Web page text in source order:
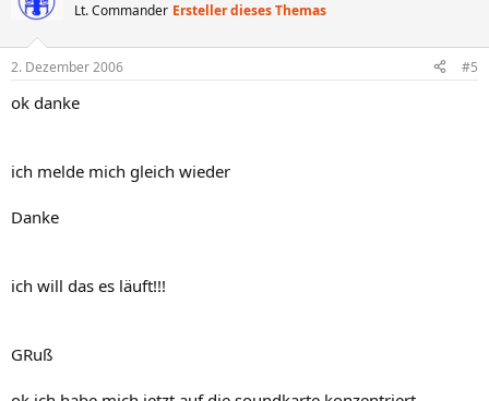
Lt. Commander Ersteller dieses Themas
2. Dezember 2006 #5
ok danke
ich melde mich gleich wieder
Danke
ich will das es läuft!!!
GRuß